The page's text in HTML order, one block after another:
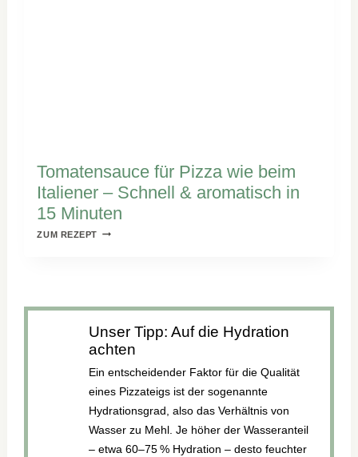
Tomatensauce für Pizza wie beim
Italiener – Schnell & aromatisch in
15 Minuten
ZUM REZEPT TOMATENSAUCE
BEIM
ITALIENER
–
SCHNELL
&
AROMATISCH
IN
15
Unser Tipp: Auf die Hydration
achten
Ein entscheidender Faktor für die Qualität
eines Pizzateigs ist der sogenannte
Hydrationsgrad, also das Verhältnis von
Wasser zu Mehl. Je höher der Wasseranteil
– etwa 60–75 % Hydration – desto feuchter